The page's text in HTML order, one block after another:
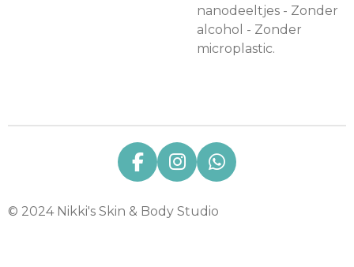
nanodeeltjes - Zonder
alcohol - Zonder
microplastic.
F
c
I
s
W
a
© 2024 Nikki's Skin & Body Studio